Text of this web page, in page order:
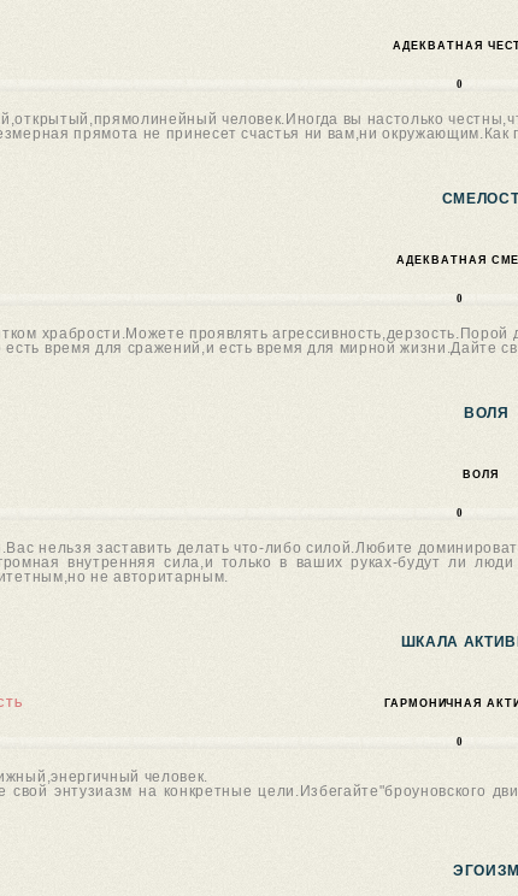
АДЕКВАТНАЯ
0
человек.Иногда вы настолько
прямота не принесет счастья ни вам,ни окружающим.Как
АДЕКВАТНАЯ
0
храбрости.Можете проявлять агрессивность,дерзость.Порой
есть время для сражений,и есть время для мирной жизни.Дайте
ВОЛЯ
ВОЛЯ
0
нельзя заставить делать что-либо силой.Любите
внутренняя сила,и только в ваших руках-будут ли
не авторитарным.
ШКАЛА
ГАРМОНИЧНАЯ
0
человек.
свой энтузиазм на конкретные цели.Избегайте"броуновского
ЭГОИЗМ